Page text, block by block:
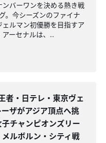
バーワンを決める熱き戦
。今シーズンのファイナ
ルマン初優勝を目指すア
ーセナルは、...
者・日テレ・東京ヴェ
ザがアジア頂点へ挑
子チャンピオンズリー
ルボルン・シティ戦